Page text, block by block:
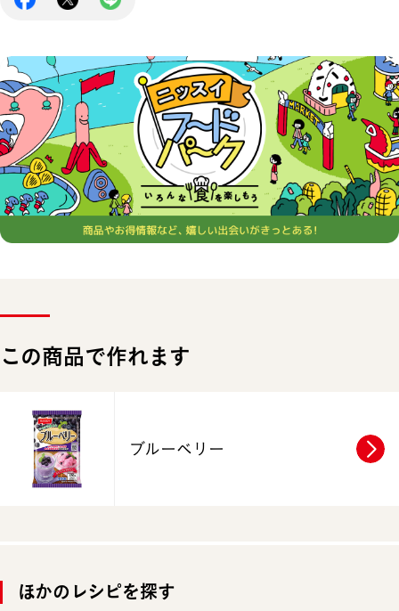
この商品で作れます
ブルーベリー
ほかのレシピを探す